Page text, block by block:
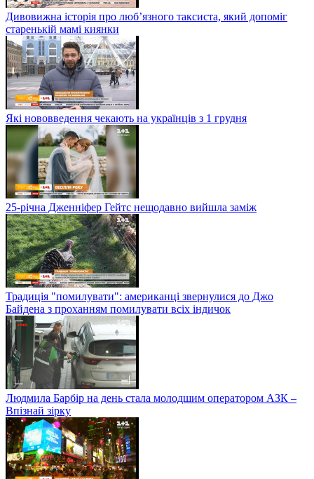
Дивовижна історія про люб’язного таксиста, який допоміг
старенькій мамі киянки
Які нововведення чекають на українців з 1 грудня
25-річна Дженніфер Гейтс нещодавно вийшла заміж
Традиція "помилувати": американці звернулися до Джо
Байдена з проханням помилувати всіх індичок
Людмила Барбір на день стала молодшим оператором АЗК –
Впізнай зірку